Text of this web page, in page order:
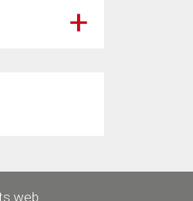
web